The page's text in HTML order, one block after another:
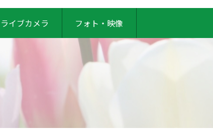
ライブカメラ フォト・映像